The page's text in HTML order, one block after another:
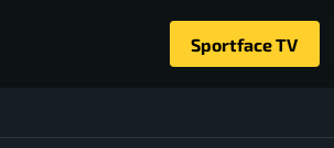
Sportface TV